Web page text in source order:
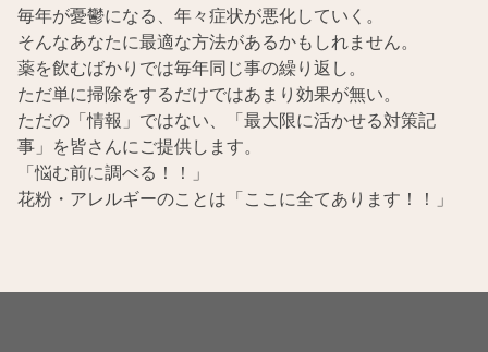
毎年が憂鬱になる、年々症状が悪化していく。
そんなあなたに最適な方法があるかもしれません。
薬を飲むばかりでは毎年同じ事の繰り返し。
ただ単に掃除をするだけではあまり効果が無い。
ただの「情報」ではない、「最大限に活かせる対策記
事」を皆さんにご提供します。
「悩む前に調べる！！」
花粉・アレルギーのことは「ここに全てあります！！」